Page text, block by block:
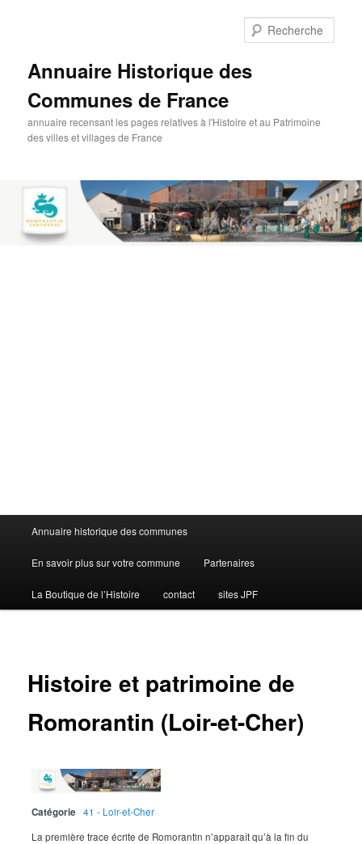
Annuaire Historique des
Communes de France
annuaire recensant les pages relatives à l'Histoire et au Patrimoine
des villes et villages de France
Menu
principal
Annuaire historique des communes
En savoir plus sur votre commune Partenaires
La Boutique de l’Histoire contact sites JPF
Histoire et patrimoine de
Romorantin (Loir-et-Cher)
Catégorie
41 - Loir-et-Cher
La première trace écrite de Romorantin n’apparaît qu’à la fin du